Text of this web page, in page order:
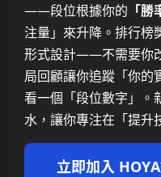
——段位根據你的 「
注量」來升降。排行榜
形式設計——不需要你
局回顧讓你追蹤「你的
看一個「段位數字」。
水，讓你專注在「提升
立即加入